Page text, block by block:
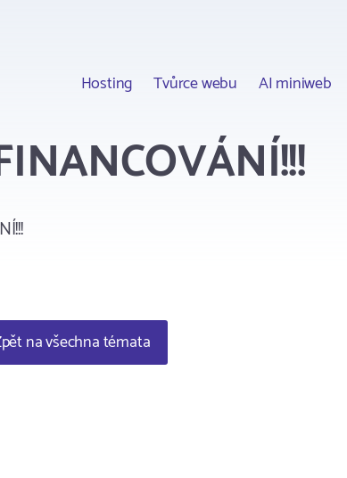
Hosting Tvůrce webu AI miniweb
na všechna témata